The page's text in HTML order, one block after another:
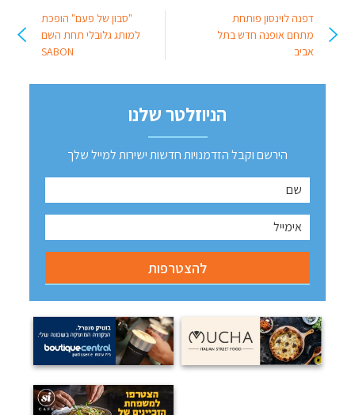
דפנה לוינסון פותחת
מתחם אופנה חדש בתל
אביב
"סבון של פעם" הופכת
למותג גלובלי תחת השם
SABON
הניוזלטר שלנו
הירשם וקבל הזדמנויות חדשות ישירות למייל שלך